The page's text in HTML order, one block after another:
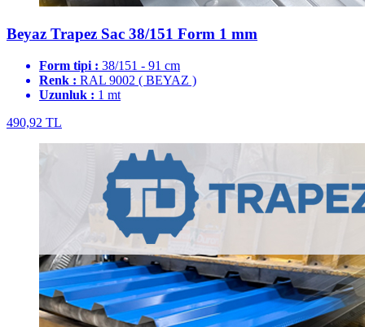
Beyaz Trapez Sac 38/151 Form 1 mm
Form tipi : 38/151 - 91 cm
Renk : RAL 9002 ( BEYAZ )
Uzunluk : 1 mt
490,92 TL